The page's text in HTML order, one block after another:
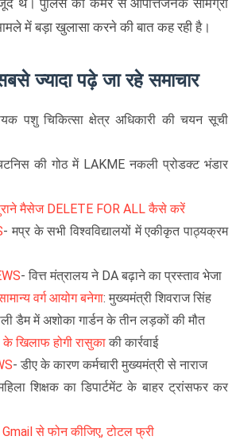
में बड़ा खुलासा करने की बात कह रही है।
ज्यादा पढ़े जा रहे समाचार
पशु चिकित्सा क्षेत्र अधिकारी की चयन सूची
की गोठ में LAKME नकली प्रोडक्ट भंडार
मैसेज DELETE FOR ALL कैसे करें
- मप्र के सभी विश्वविद्यालयों में एकीकृत पाठ्यक्रम
- वित्त मंत्रालय ने DA बढ़ाने का प्रस्ताव भेजा
वर्ग आयोग बनेगा: मुख्यमंत्री शिवराज सिंह
डैम में अशोका गार्डन के तीन लड़कों की मौत
के खिलाफ होगी रासुका की कार्रवाई
- डीए के कारण कर्मचारी मुख्यमंत्री से नाराज
शिक्षक का डिपार्टमेंट के बाहर ट्रांसफर कर
Gmail से फोन कीजिए, टोटल फ्री